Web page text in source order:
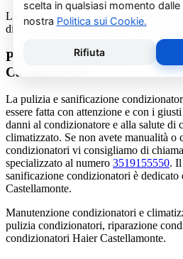
La salute e il benessere sono quindi
di un addetto alla assistenza
Pulizia e Sanificazione
Castellamonte
La pulizia e sanificazione
essere fatta con attenzione e con i
danni al condizionatore e alla salute di
climatizzato. Se non avete manualità o
condizionatori vi consigliamo di
specializzato al numero 3519155550.
sanificazione condizionatori è dedicato
Castellamonte.
Manutenzione condizionatori e
pulizia condizionatori, riparazione
condizionatori Haier Castellamonte.